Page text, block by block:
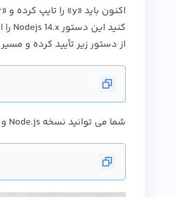
از دستور زیر تأیید کرده و مسیر
شما می توانید نسخه Node.js و Npm را با استفاده از دستور زیر بررسی کنید: